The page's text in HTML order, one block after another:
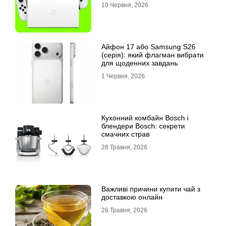
10 Червня, 2026
Айфон 17 або Samsung S26
(серія): який флагман вибрати
для щоденних завдань
1 Червня, 2026
Кухонний комбайн Bosch і
блендери Bosch: секрети
смачних страв
28 Травня, 2026
Важливі причини купити чай з
доставкою онлайн
26 Травня, 2026